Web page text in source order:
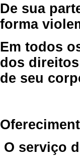
De sua
forma
Em todos
dos
de seu
O serviço